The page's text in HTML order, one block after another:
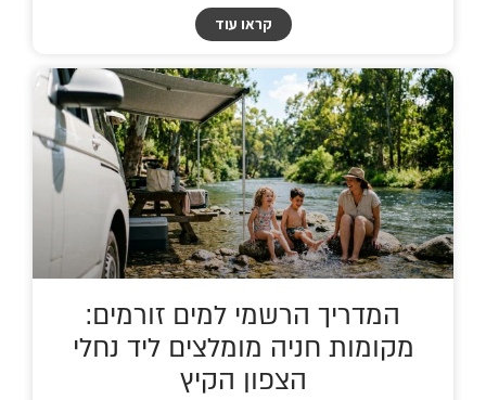
קראו עוד
המדריך הרשמי למים זורמים:
מקומות חניה מומלצים ליד נחלי
הצפון הקיץ